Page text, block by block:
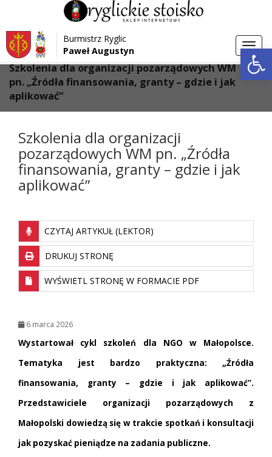
Przejdź do menu
Przejdź do głównej treści strony
Przejdź do stopki strony
Burmistrz Ryglic
Paweł Augustyn
Strona główna > Aktualności
Szkolenia dla organizacji pozarządowych WM
pn. „Źródła finansowania, granty – gdzie i jak
aplikować”
Szkolenia dla organizacji
pozarządowych WM pn. „Źródła
finansowania, granty – gdzie i jak
aplikować”
CZYTAJ ARTYKUŁ (LEKTOR)
DRUKUJ STRONĘ
WYŚWIETL STRONĘ W FORMACIE PDF
6 marca 2026
Wystartował cykl szkoleń dla NGO w Małopolsce.
Tematyka jest bardzo praktyczna: „Źródła
finansowania, granty – gdzie i jak aplikować”.
Przedstawiciele organizacji pozarządowych z
Małopolski dowiedzą się w trakcie spotkań i konsultacji
jak pozyskać pieniądze na zadania publiczne.